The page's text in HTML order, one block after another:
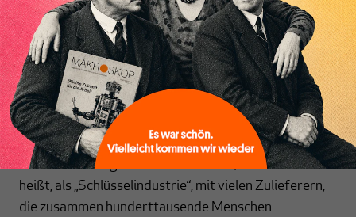
Inhaltsverzeichnis vor allem die Kernmarke VW in der Krise ist, sie sei
schon seit Jahren ein „Sorgenkind“. Aberrichtig rund
läuft es auch bei Audi nichtund auch von der
europäischen Autoindustrie insgesamt hört man
derzeit wenig Erfolgsmeldungen. Schon in den letzten
Wochen haben zudem auch
Zulieferer Stellenabbau
angekündigt.
In Deutschland gilt die Autoindustrie, wie es so schön
heißt, als „Schlüsselindustrie“, mit vielen Zulieferern,
die zusammen hunderttausende Menschen